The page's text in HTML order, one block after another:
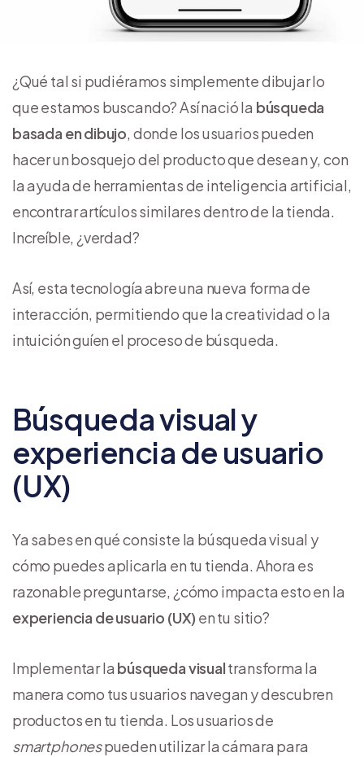
¿Qué tal si pudiéramos simplemente dibujar lo
que estamos buscando? Así nació la búsqueda
basada en dibujo, donde los usuarios pueden
hacer un bosquejo del producto que desean y, con
la ayuda de herramientas de inteligencia artificial,
encontrar artículos similares dentro de la tienda.
Increíble, ¿verdad?
Así, esta tecnología abre una nueva forma de
interacción, permitiendo que la creatividad o la
intuición guíen el proceso de búsqueda.
Búsqueda visual y
experiencia de usuario
(UX)
Ya sabes en qué consiste la búsqueda visual y
cómo puedes aplicarla en tu tienda. Ahora es
razonable preguntarse, ¿cómo impacta esto en la
experiencia de usuario (UX) en tu sitio?
Implementar la búsqueda visualtransforma la
manera como tus usuarios navegan y descubren
productos en tu tienda. Los usuarios de
smartphonespueden utilizar la cámara para